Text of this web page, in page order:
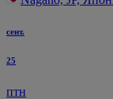
сент.
25
птн